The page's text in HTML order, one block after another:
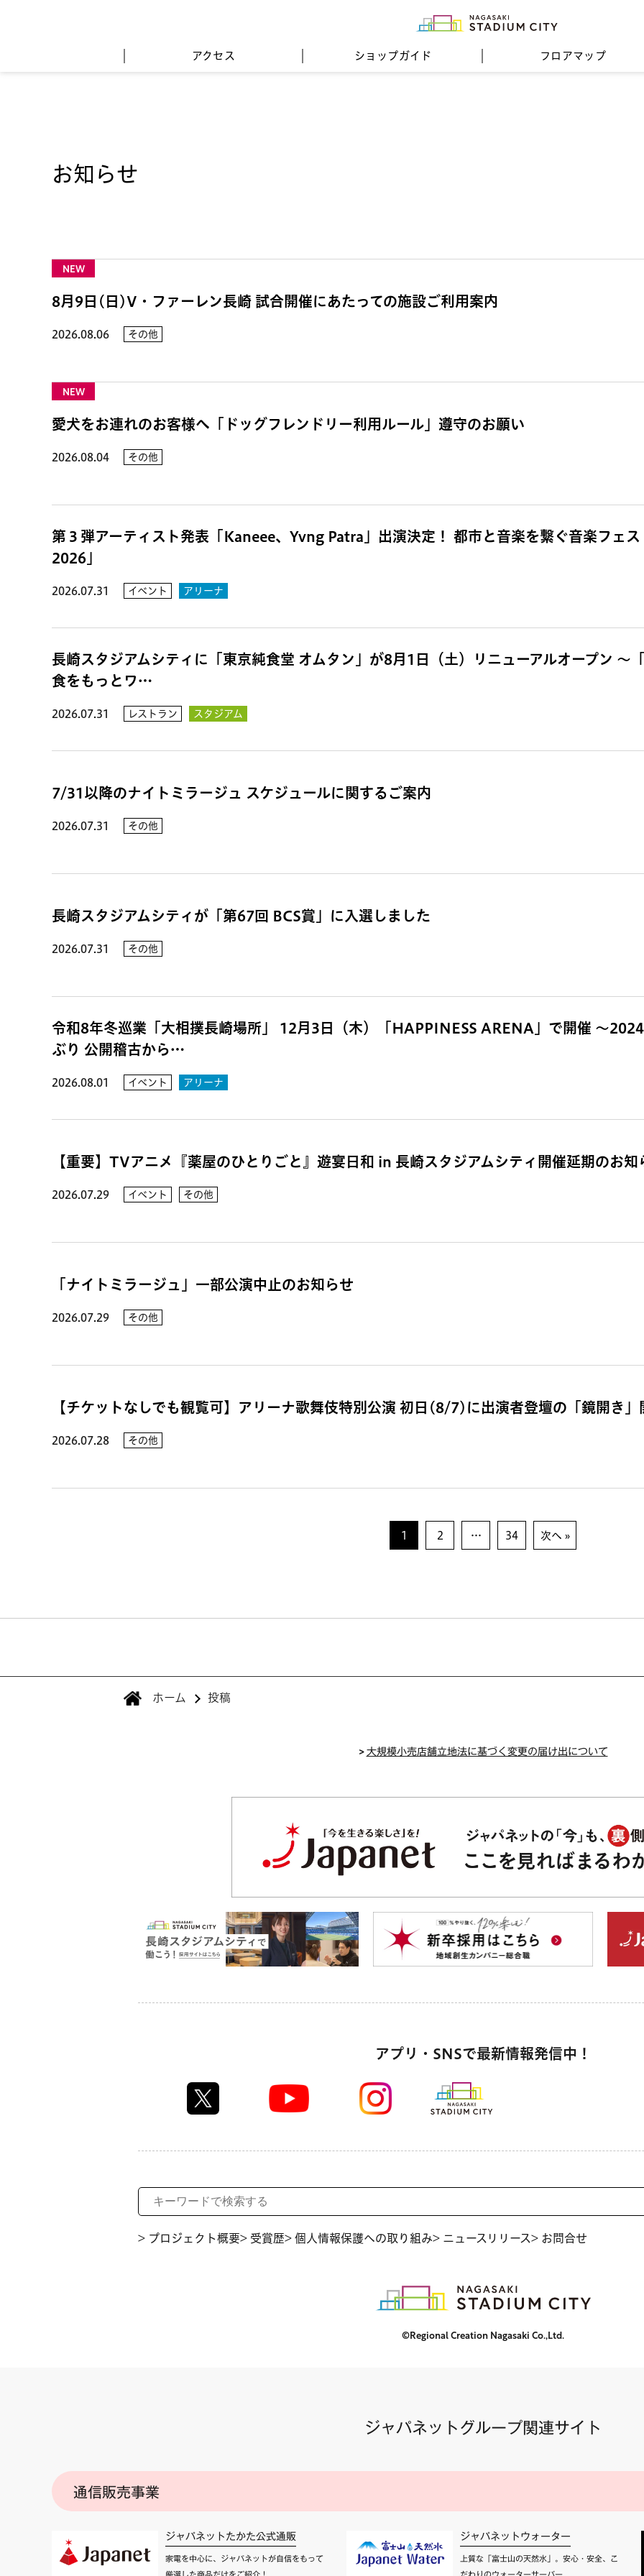
アクセス ショップガイド フロアマップ
お知らせ
NEW
8月9日(日)V・ファーレン長崎 試合開催にあたっての施設ご利用案内
2026.08.06 その他
NEW
愛犬をお連れのお客様へ「ドッグフレンドリー利用ルール」遵守のお願い
2026.08.04 その他
第３弾アーティスト発表「Kaneee、Yvng Patra」出演決定！ 都市と音楽を繋ぐ音楽フェ
2026」
2026.07.31 イベント アリーナ
長崎スタジアムシティに「東京純食堂 オムタン」が8月1日（土）リニューアルオープン 〜
食をもっとワ…
2026.07.31 レストラン スタジアム
7/31以降のナイトミラージュ スケジュールに関するご案内
2026.07.31 その他
長崎スタジアムシティが「第67回 BCS賞」に入選しました
2026.07.31 その他
令和8年冬巡業「大相撲長崎場所」 12月3日（木）「HAPPINESS ARENA」で開催 ～
ぶり 公開稽古から…
2026.08.01 イベント アリーナ
【重要】TVアニメ『薬屋のひとりごと』遊宴日和 in 長崎スタジアムシティ開催延期のお知
2026.07.29 イベント その他
「ナイトミラージュ」一部公演中止のお知らせ
2026.07.29 その他
【チケットなしでも観覧可】アリーナ歌舞伎特別公演 初日(8/7)に出演者登壇の「鏡開き」
2026.07.28 その他
1 2 … 34 次へ »
ホーム 投稿
>大規模小売店舗立地法に基づく変更の届け出について
アプリ・SNSで最新情報発信中！
> プロジェクト概要> 受賞歴> 個人情報保護への取り組み> ニュースリリース> お問合せ
©Regional Creation Nagasaki Co.,Ltd.
ジャパネットグループ関連サイト
通信販売事業
ジャパネットたかた公式通販
家電を中心に、ジャパネットが自信をもって
ジャパネットウォーター
上質な「富士山の天然水」。安心・安全、こ